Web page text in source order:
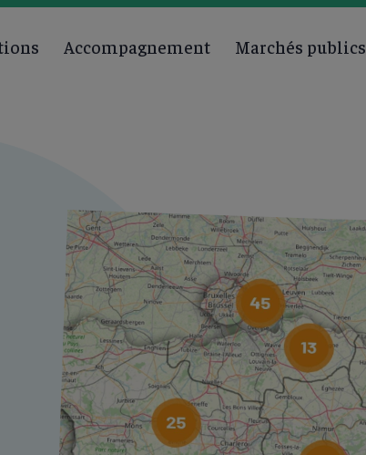
Accompagnement Marchés publics